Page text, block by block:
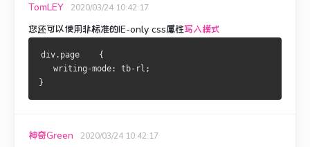
TomLEY 2020/03/24 10:42:17
您还可以使用非标准的IE-only css属性写入模式
div.page    {
   writing-mode: tb-rl;
}
神奇Green 2020/03/24 10:42:17